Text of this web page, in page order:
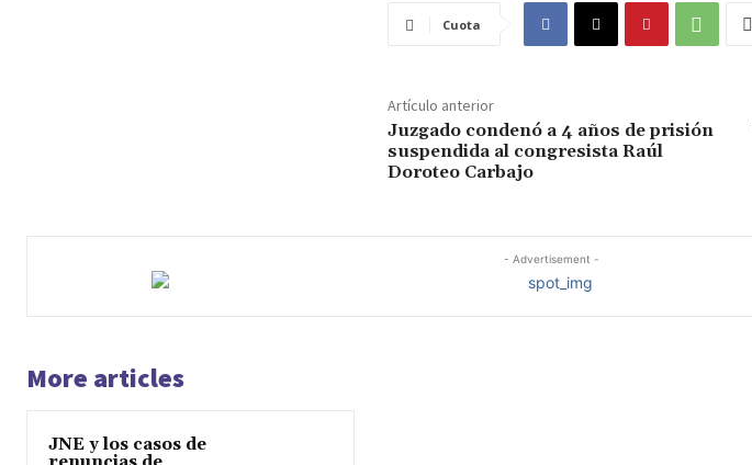
Cuota
Artículo anterior
Juzgado condenó a 4 años de prisión
suspendida al congresista Raúl
Doroteo Carbajo
- Advertisement -
More articles
JNE y los casos de